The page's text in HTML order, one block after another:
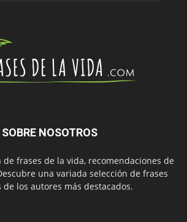
SOBRE NOSOTROS
de frases de la vida, recomendaciones de
una variada selección de frases
de los autores más destacados.